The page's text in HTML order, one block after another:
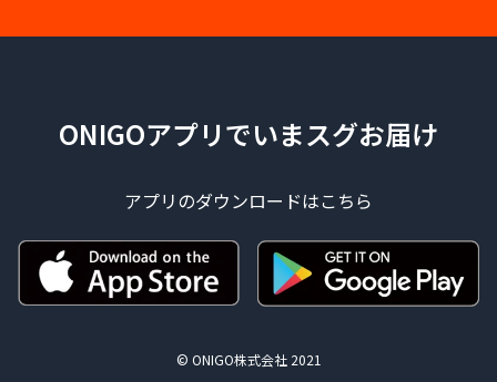
ONIGOアプリでいまスグお届け
アプリのダウンロードはこちら
© ONIGO株式会社 2021